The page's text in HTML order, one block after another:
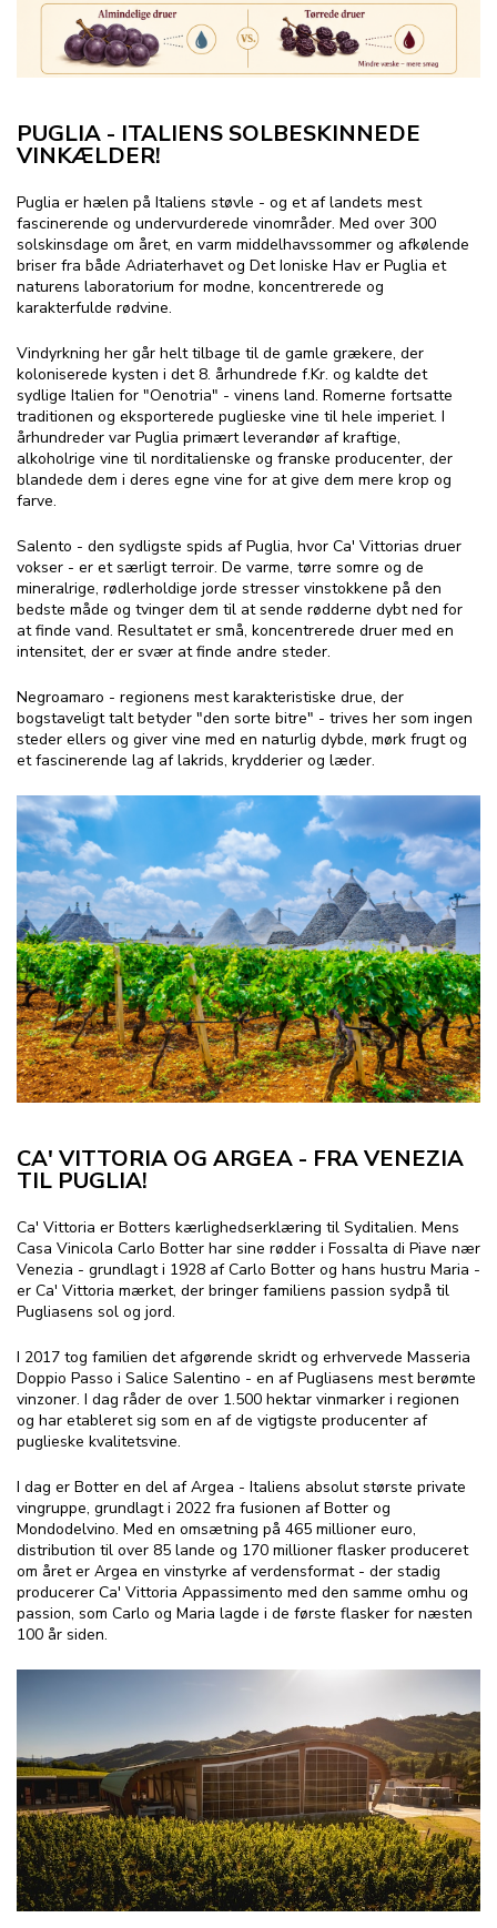
PUGLIA - ITALIENS SOLBESKINNEDE
VINKÆLDER!
Puglia er hælen på Italiens støvle - og et af landets mest
fascinerende og undervurderede vinområder. Med over 300
solskinsdage om året, en varm middelhavssommer og afkølende
briser fra både Adriaterhavet og Det Ioniske Hav er Puglia et
naturens laboratorium for modne, koncentrerede og
karakterfulde rødvine.
Vindyrkning her går helt tilbage til de gamle grækere, der
koloniserede kysten i det 8. århundrede f.Kr. og kaldte det
sydlige Italien for "Oenotria" - vinens land. Romerne fortsatte
traditionen og eksporterede puglieske vine til hele imperiet. I
århundreder var Puglia primært leverandør af kraftige,
alkoholrige vine til norditalienske og franske producenter, der
blandede dem i deres egne vine for at give dem mere krop og
farve.
Salento - den sydligste spids af Puglia, hvor Ca' Vittorias druer
vokser - er et særligt terroir. De varme, tørre somre og de
mineralrige, rødlerholdige jorde stresser vinstokkene på den
bedste måde og tvinger dem til at sende rødderne dybt ned for
at finde vand. Resultatet er små, koncentrerede druer med en
intensitet, der er svær at finde andre steder.
Negroamaro - regionens mest karakteristiske drue, der
bogstaveligt talt betyder "den sorte bitre" - trives her som ingen
steder ellers og giver vine med en naturlig dybde, mørk frugt og
et fascinerende lag af lakrids, krydderier og læder.
CA' VITTORIA OG ARGEA - FRA VENEZIA
TIL PUGLIA!
Ca' Vittoria er Botters kærlighedserklæring til Syditalien. Mens
Casa Vinicola Carlo Botter har sine rødder i Fossalta di Piave nær
Venezia - grundlagt i 1928 af Carlo Botter og hans hustru Maria -
er Ca' Vittoria mærket, der bringer familiens passion sydpå til
Pugliasens sol og jord.
I 2017 tog familien det afgørende skridt og erhvervede Masseria
Doppio Passo i Salice Salentino - en af Pugliasens mest berømte
vinzoner. I dag råder de over 1.500 hektar vinmarker i regionen
og har etableret sig som en af de vigtigste producenter af
puglieske kvalitetsvine.
I dag er Botter en del af Argea - Italiens absolut største private
vingruppe, grundlagt i 2022 fra fusionen af Botter og
Mondodelvino. Med en omsætning på 465 millioner euro,
distribution til over 85 lande og 170 millioner flasker produceret
om året er Argea en vinstyrke af verdensformat - der stadig
producerer Ca' Vittoria Appassimento med den samme omhu og
passion, som Carlo og Maria lagde i de første flasker for næsten
100 år siden.